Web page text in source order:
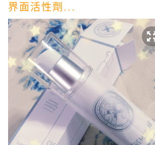
界面活性劑...